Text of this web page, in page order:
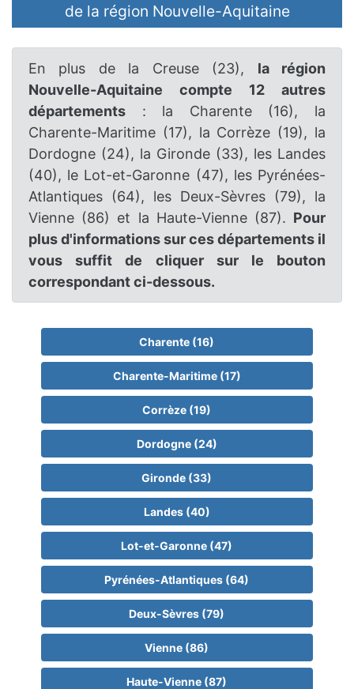
de la région Nouvelle-Aquitaine
En plus de la Creuse (23), la région
Nouvelle-Aquitaine compte 12 autres
départements : la Charente (16), la
Charente-Maritime (17), la Corrèze (19), la
Dordogne (24), la Gironde (33), les Landes
(40), le Lot-et-Garonne (47), les Pyrénées-
Atlantiques (64), les Deux-Sèvres (79), la
Vienne (86) et la Haute-Vienne (87). Pour
plus d'informations sur ces départements il
vous suffit de cliquer sur le bouton
correspondant ci-dessous.
Charente (16)
Charente-Maritime (17)
Corrèze (19)
Dordogne (24)
Gironde (33)
Landes (40)
Lot-et-Garonne (47)
Pyrénées-Atlantiques (64)
Deux-Sèvres (79)
Vienne (86)
Haute-Vienne (87)